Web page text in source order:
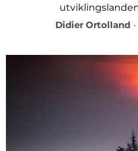
Didier Ortolland